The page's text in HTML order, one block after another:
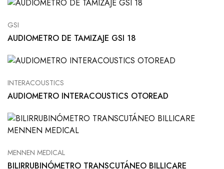
GSI
AUDIOMETRO DE TAMIZAJE GSI 18
INTERACOUSTICS
AUDIOMETRO INTERACOUSTICS OTOREAD
MENNEN MEDICAL
BILIRRUBINÓMETRO TRANSCUTÁNEO BILLICARE